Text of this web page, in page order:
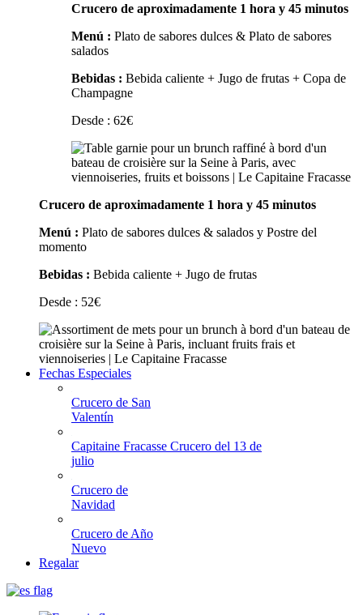
Crucero de aproximadamente 1 hora y 45 minutos
Menú : Plato de sabores dulces & Plato de sabores
salados
Bebidas : Bebida caliente + Jugo de frutas + Copa de
Champagne
Desde : 62€
Crucero de aproximadamente 1 hora y 45 minutos
Menú : Plato de sabores dulces & salados y Postre del
momento
Bebidas : Bebida caliente + Jugo de frutas
Desde : 52€
Fechas Especiales
Crucero de San
Valentín
Capitaine Fracasse Crucero del 13 de
julio
Crucero de
Navidad
Crucero de Año
Nuevo
Regalar